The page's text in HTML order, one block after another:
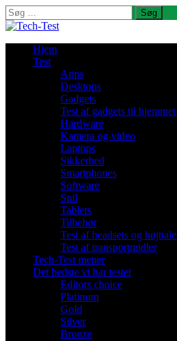
Søg
efter:
Hjem
Test
Apps
Desktops
Gadgets
Test af gadgets til
Hardware
Kamera og video
Laptops
Sikkerhed
Smartphones
Software
Spil
Tablets
Tilbehør
Test af headsets og
Test af transportmidler
Tech-Test mener
Det bedste vi har testet
Editors choice
Platinum
Gold
Silver
Bronze